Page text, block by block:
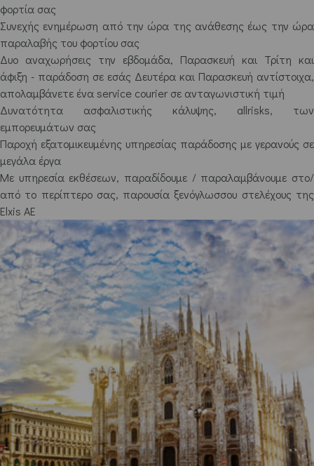
φορτία σας
Συνεχής ενημέρωση από την ώρα της ανάθεσης έως την ώρα
παραλαβής του φορτίου σας
Δυο αναχωρήσεις την εβδομάδα, Παρασκευή και Τρίτη και
άφιξη - παράδοση σε εσάς Δευτέρα και Παρασκευή αντίστοιχα,
απολαμβάνετε ένα service courier σε ανταγωνιστική τιμή
Δυνατότητα ασφαλιστικής κάλυψης, allrisks, των
εμπορευμάτων σας
Παροχή εξατομικευμένης υπηρεσίας παράδοσης με γερανούς σε
μεγάλα έργα
Με υπηρεσία εκθέσεων, παραδίδουμε / παραλαμβάνουμε στο/
από το περίπτερο σας, παρουσία ξενόγλωσσου στελέχους της
Elxis AE